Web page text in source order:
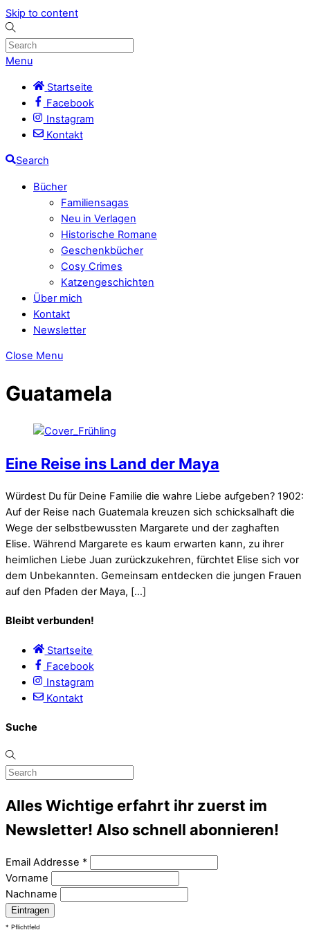
Skip to content
Menu
Startseite
Facebook
Instagram
Kontakt
Search
Bücher
Familiensagas
Neu in Verlagen
Historische Romane
Geschenkbücher
Cosy Crimes
Katzengeschichten
Über mich
Kontakt
Newsletter
Close Menu
Guatamela
Eine Reise ins Land der Maya
Würdest Du für Deine Familie die wahre Liebe aufgeben? 1902:
Auf der Reise nach Guatemala kreuzen sich schicksalhaft die
Wege der selbstbewussten Margarete und der zaghaften
Elise. Während Margarete es kaum erwarten kann, zu ihrer
heimlichen Liebe Juan zurückzukehren, fürchtet Elise sich vor
dem Unbekannten. Gemeinsam entdecken die jungen Frauen
auf den Pfaden der Maya, […]
Bleibt verbunden!
Startseite
Facebook
Instagram
Kontakt
Suche
Alles Wichtige erfahrt ihr zuerst im
Newsletter! Also schnell abonnieren!
Email Addresse *
Vorname
Nachname
* Pflichtfeld